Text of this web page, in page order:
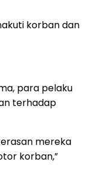
korban dan
para pelaku
terhadap
mereka
korban,”